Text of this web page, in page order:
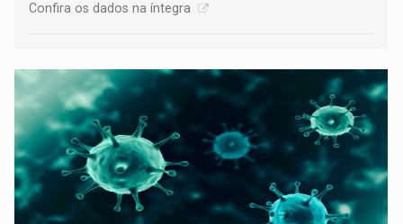
Confira os dados na íntegra